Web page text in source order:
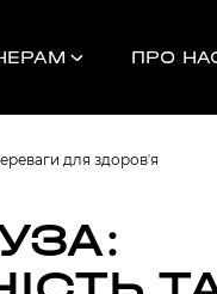
ПРО
для здоровʼя